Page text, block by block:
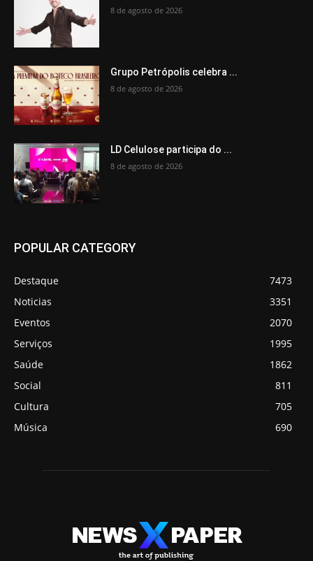
8 de agosto de 2026
Grupo Petrópolis celebra ...
8 de agosto de 2026
LD Celulose participa do ...
8 de agosto de 2026
POPULAR CATEGORY
Destaque
7473
Noticias
3351
Eventos
2070
Serviços
1995
Saúde
1862
Social
811
Cultura
705
Música
690